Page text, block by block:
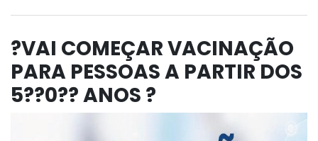
?VAI COMEÇAR VACINAÇÃO
PARA PESSOAS A PARTIR DOS
5??0?? ANOS ?